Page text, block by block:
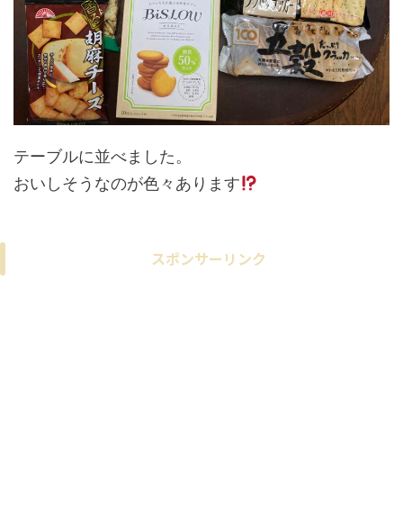
テーブルに並べました。
おいしそうなのが色々あります
スポンサーリンク